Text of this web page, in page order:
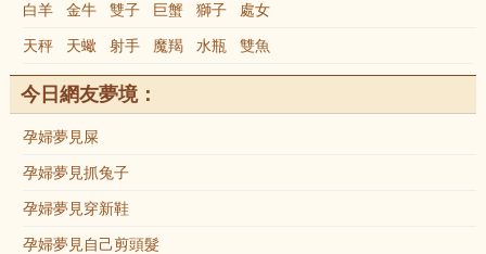
白羊 金牛 雙子 巨蟹 獅子 處女
天秤 天蠍 射手 魔羯 水瓶 雙魚
今日網友夢境：
孕婦夢見屎
孕婦夢見抓兔子
孕婦夢見穿新鞋
孕婦夢見自己剪頭髮